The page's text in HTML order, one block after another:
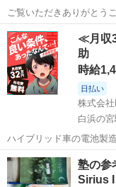
ご覧いただきありがとうございます。 目立つ汚
無しです。 いずれも解答あり。 1冊１
プラス 中
兵庫 西宮市 西宮駅
≪月収
助
時給
日払い
株式会
白浜の宮
ハイブリッド車の電池製
験活躍中★20～50代の男
スメ！年間休日130日！
ルーム寮完備！《兵庫県
兵庫 姫路市 白浜
塾の
Sirius